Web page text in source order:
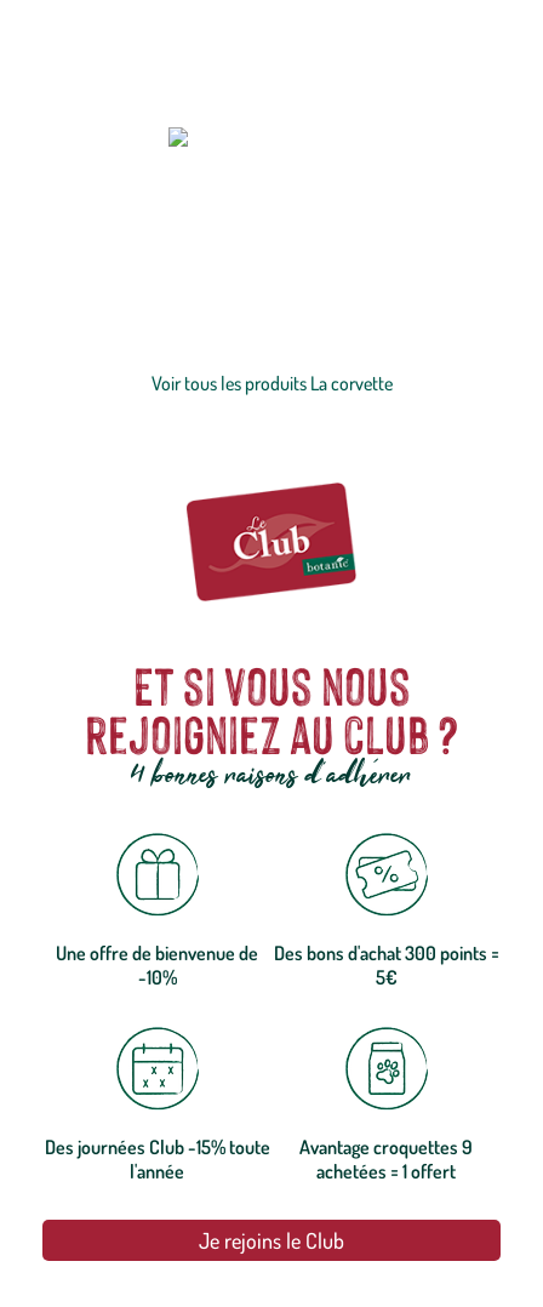
...).
Voir tous les produits La corvette
Et si vous nous
rejoigniez au club ?
4 bonnes raisons d'adhérer
Une offre de bienvenue de
-10%
Des bons d'achat 300 points =
5€
Des journées Club -15% toute
l'année
Avantage croquettes 9
achetées = 1 offert
Je rejoins le Club